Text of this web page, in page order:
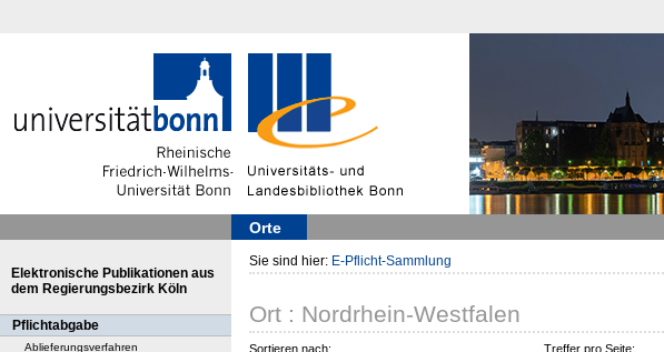
Orte
Elektronische Publikationen aus
dem Regierungsbezirk Köln
Pflichtabgabe
Ablieferungsverfahren
Sie sind hier: E-Pflicht-Sammlung
Ort : Nordrhein-Westfalen
Sortieren nach: Treffer pro Seite: